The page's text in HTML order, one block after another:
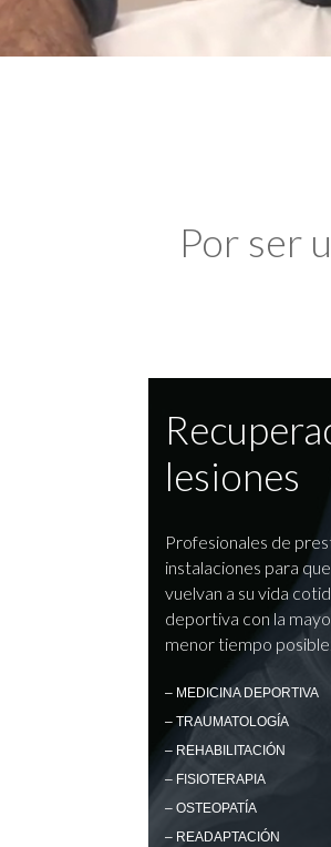
Por ser
lesiones
Profesionales de
instalaciones para
vuelvan a su vida
deportiva con la
menor tiempo posible.
– MEDICINA DEPORTIVA
– TRAUMATOLOGÍA
– REHABILITACIÓN
– FISIOTERAPIA
– OSTEOPATÍA
– READAPTACIÓN